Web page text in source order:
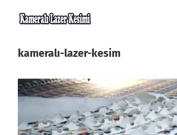
kameralı-lazer-kesim